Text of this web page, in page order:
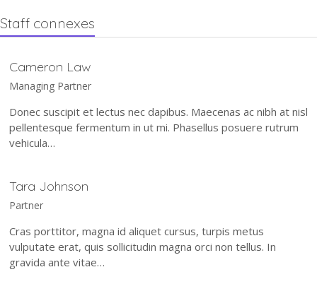
Staff connexes
Cameron Law
Managing Partner
Donec suscipit et lectus nec dapibus. Maecenas ac nibh at nisl
pellentesque fermentum in ut mi. Phasellus posuere rutrum
vehicula…
Tara Johnson
Partner
Cras porttitor, magna id aliquet cursus, turpis metus
vulputate erat, quis sollicitudin magna orci non tellus. In
gravida ante vitae…